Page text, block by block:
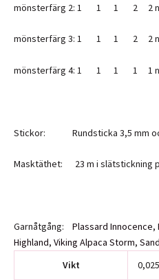
mönsterfärg 2: 1 1 1 2 2
mönsterfärg 3: 1 1 1 2 2
mönsterfärg 4: 1 1 1 1 1
Stickor: Rundsticka 3,5 mm
Masktäthet: 23 m i slätstickning
Garnåtgång: Plassard Innocence,
Highland, Viking Alpaca Storm,
Vikt